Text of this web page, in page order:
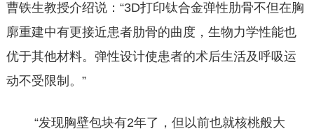
曹铁生教授介绍说：“3D打印钛合金弹性肋骨不但在胸
廓重建中有更接近患者肋骨的曲度，生物力学性能也
优于其他材料。弹性设计使患者的术后生活及呼吸运
动不受限制。”
“发现胸壁包块有2年了，但以前也就核桃般大